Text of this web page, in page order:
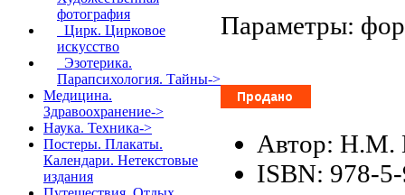
фотография
Цирк. Цирковое
искусство
Эзотерика.
Парапсихология. Тайны->
Медицина.
Здравоохранение->
Наука. Техника->
Постеры. Плакаты.
Календари. Нетекстовые
издания
Параметры:
Автор: Н.М.
ISBN: 978-